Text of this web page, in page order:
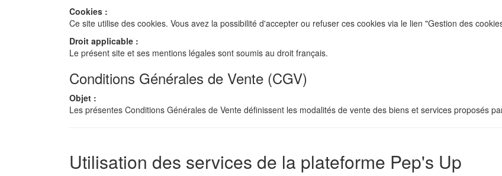
Cookies :
Ce site utilise des cookies. Vous avez la possibilité d'accepter ou refuser ces cookies via le lien "Gestion des
Droit applicable :
Le présent site et ses mentions légales sont soumis au droit français.
Conditions Générales de Vente (CGV)
Objet :
Les présentes Conditions Générales de Vente définissent les modalités de vente des biens et services proposés
Utilisation des services de la plateforme Pep's Up